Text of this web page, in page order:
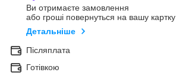
Ви отримаєте замовлення
або гроші повернуться на вашу картку
Детальніше
Післяплата
Готівкою